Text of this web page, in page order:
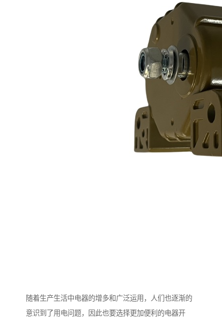
随着生产生活中电器的增多和广泛运用，人们也逐渐的
意识到了用电问题，因此也要选择更加便利的电器开